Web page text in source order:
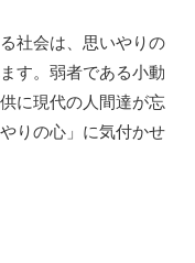
社会は、思いやりの
す。弱者である小動
に現代の人間達が忘
りの心」に気付かせ